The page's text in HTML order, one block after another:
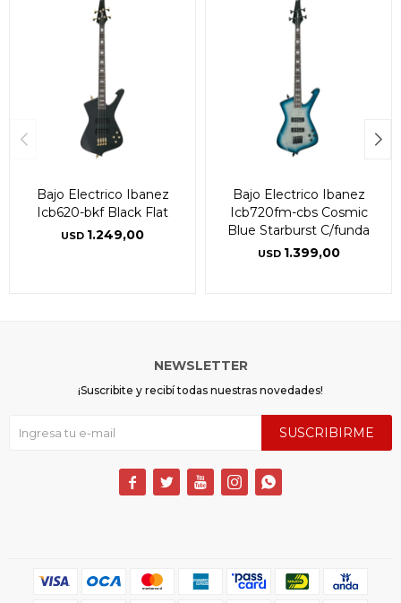
Bajo Electrico Ibanez
Icb620-bkf Black Flat
USD 1.249,00
Bajo Electrico Ibanez
Icb720fm-cbs Cosmic
Blue Starburst C/funda
USD 1.399,00
NEWSLETTER
¡Suscribite y recibí todas nuestras novedades!
SUSCRIBIRME
    